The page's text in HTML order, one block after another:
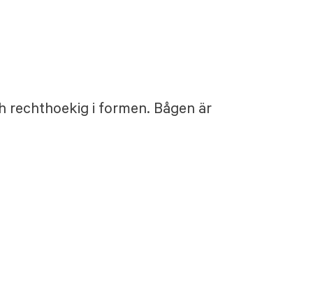
rechthoekig i formen. Bågen är